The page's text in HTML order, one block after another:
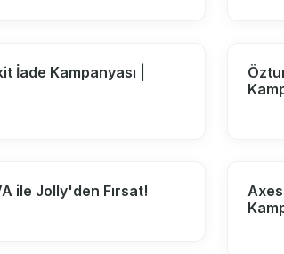
İade Kampanyası |
ile Jolly'den Fırsat!